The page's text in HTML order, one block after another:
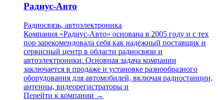
Радиус-Авто
Радиосвязь, автоэлектроника
Компания «Радиус-Авто» основана в 2005 году и с тех
пор зарекомендовала себя как надежный поставщик и
сервисный центр в области радиосвязи и
автоэлектроники. Основная задача компании
заключается в продаже и установке разнообразного
оборудования для автомобилей, включая радиостанции,
антенны, видеорегистраторы и
Перейти к компании →